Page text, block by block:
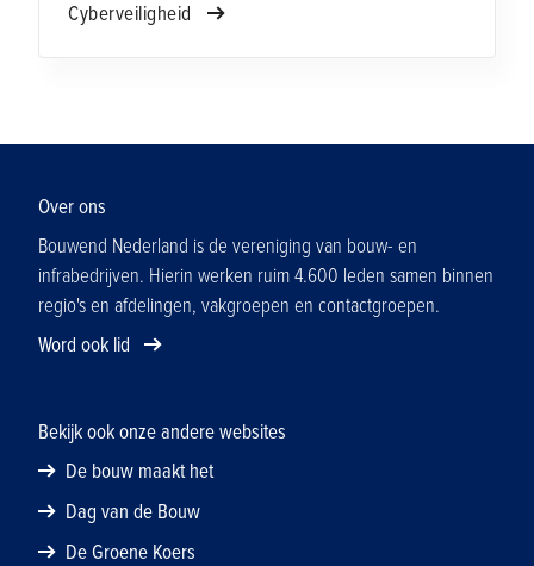
geschiktheid van de software voor jouw
Cyberveiligheid
Over ons
Bouwend Nederland is de vereniging van bouw- en
infrabedrijven. Hierin werken ruim 4.600 leden samen binnen
regio's en afdelingen, vakgroepen en contactgroepen.
Word ook lid
Bekijk ook onze andere websites
De bouw maakt het
Dag van de Bouw
De Groene Koers